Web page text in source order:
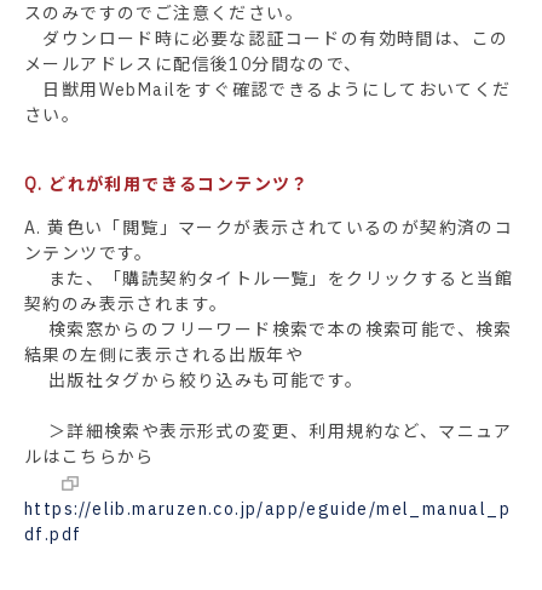
スのみですのでご注意ください。
ダウンロード時に必要な認証コードの有効時間は、この
メールアドレスに配信後10分間なので、
日獣用WebMailをすぐ確認できるようにしておいてくだ
さい。
Q. どれが利用できるコンテンツ？
A. 黄色い「閲覧」マークが表示されているのが契約済のコ
ンテンツです。
また、「購読契約タイトル一覧」をクリックすると当館
契約のみ表示されます。
検索窓からのフリーワード検索で本の検索可能で、検索
結果の左側に表示される出版年や
出版社タグから絞り込みも可能です。
＞詳細検索や表示形式の変更、利用規約など、マニュア
ルはこちらから
https://elib.maruzen.co.jp/app/eguide/mel_manual_p
df.pdf